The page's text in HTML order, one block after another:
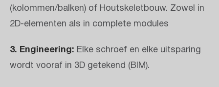
(kolommen/balken) of Houtskeletbouw. Zowel in
2D-elementen als in complete modules
3. Engineering: Elke schroef en elke uitsparing
wordt vooraf in 3D getekend (BIM).